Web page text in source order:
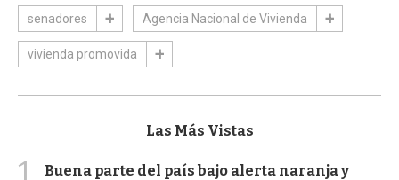
senadores Agencia Nacional de Vivienda
vivienda promovida
Las Más Vistas
Buena parte del país bajo alerta naranja y